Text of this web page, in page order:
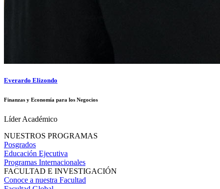
Everardo Elizondo
Finanzas y Economía para los Negocios
Líder Académico
NUESTROS PROGRAMAS
Posgrados
Educación Ejecutiva
Programas Internacionales
FACULTAD E INVESTIGACIÓN
Conoce a nuestra Facultad